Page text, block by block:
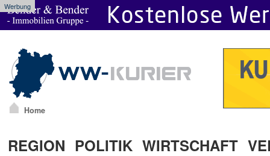
Werbung
Home
REGION POLITIK WIRTSCHAFT